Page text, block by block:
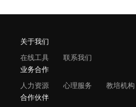
关于我们
在线工具
联系我们
业务合作
人力资源
心理服务 教培机构
合作伙伴